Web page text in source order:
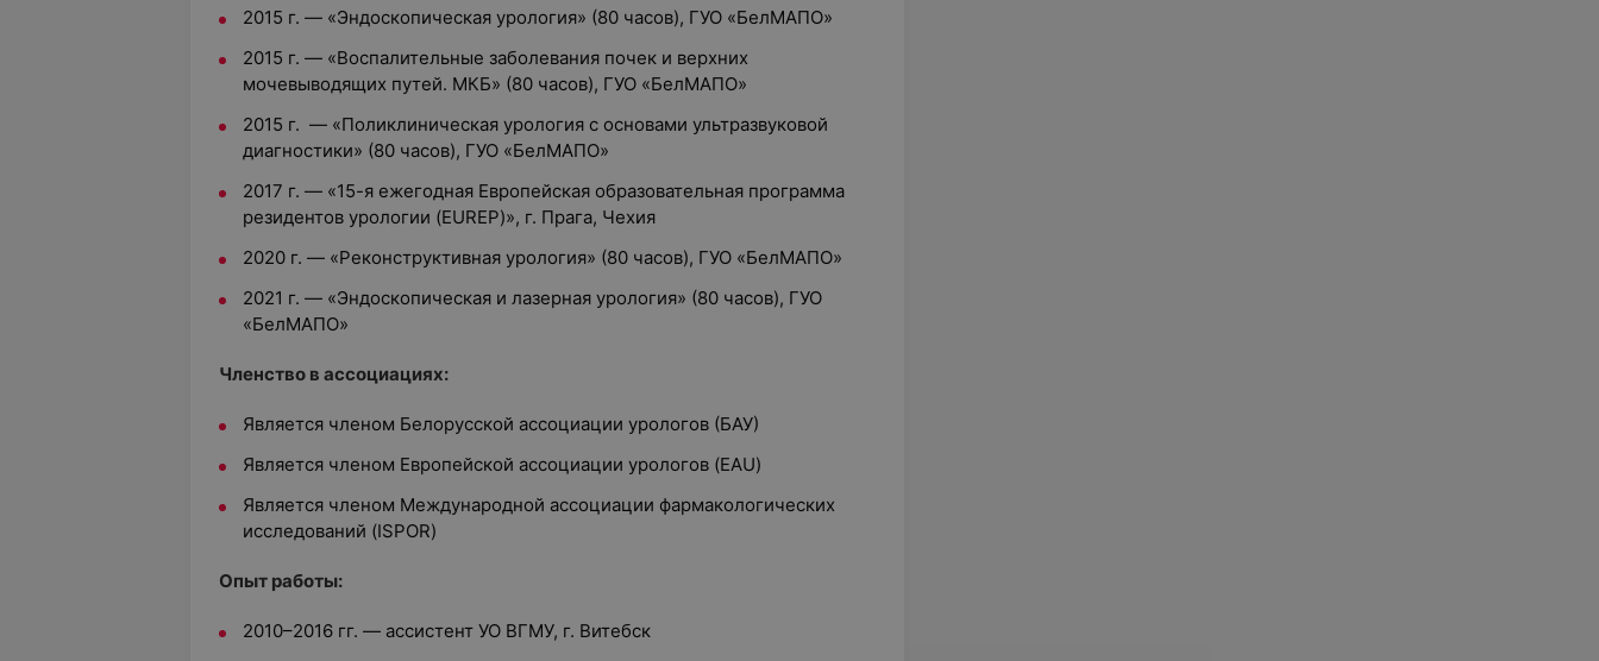
2015 г. — «Эндоскопическая урология» (80 часов), ГУО «БелМАПО»
2015 г. — «Воспалительные заболевания почек и верхних
мочевыводящих путей. МКБ» (80 часов), ГУО «БелМАПО»
2015 г. — «Поликлиническая урология с основами ультразвуковой
диагностики» (80 часов), ГУО «БелМАПО»
2017 г. — «15-я ежегодная Европейская образовательная программа
резидентов урологии (EUREP)», г. Прага, Чехия
2020 г. — «Реконструктивная урология» (80 часов), ГУО «БелМАПО»
2021 г. — «Эндоскопическая и лазерная урология» (80 часов), ГУО
«БелМАПО»
Членство в ассоциациях:
Является членом Белорусской ассоциации урологов (БАУ)
Является членом Европейской ассоциации урологов (EAU)
Является членом Международной ассоциации фармакологических
исследований (ISPOR)
Опыт работы:
2010–2016 гг. — ассистент УО ВГМУ, г. Витебск